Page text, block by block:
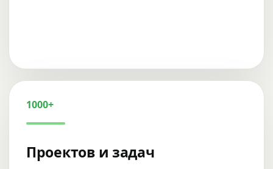
1000+
Проектов и задач